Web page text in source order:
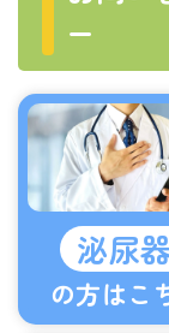
ー
泌尿
の方はこ